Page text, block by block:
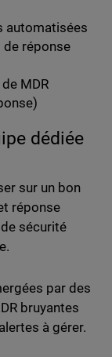
automatisées
de réponse
MDR
dédiée
sur un bon
réponse
sécurité
par des
bruyantes
à gérer.